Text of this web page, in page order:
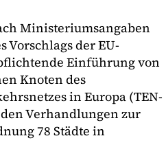
Ministeriumsangaben
Vorschlags der EU-
Einführung von
Knoten des
in Europa (TEN-
Verhandlungen zur
78 Städte in